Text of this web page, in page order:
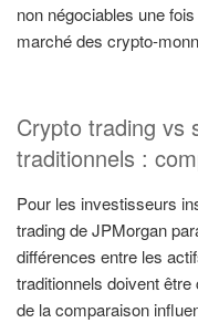
non négociables une
marché des crypto-
Crypto trading vs
traditionnels :
Pour les investisseurs
trading de JPMorgan
différences entre les
traditionnels doivent
de la comparaison